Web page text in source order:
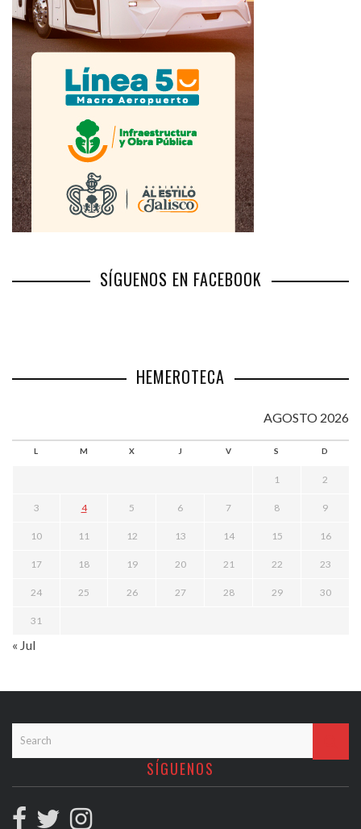
SÍGUENOS EN FACEBOOK
HEMEROTECA
AGOSTO 2026
L M X J V S D
1 2
3 4 5 6 7 8 9
10 11 12 13 14 15 16
17 18 19 20 21 22 23
24 25 26 27 28 29 30
31
« Jul
SÍGUENOS